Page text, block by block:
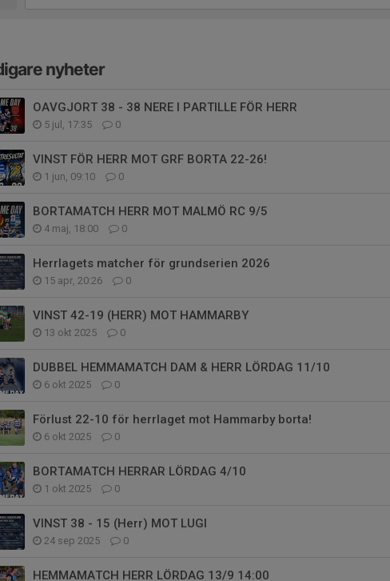
nyheter
OAVGJORT 38 - 38 NERE I PARTILLE FÖR HERR
5 jul, 17:35 0
VINST FÖR HERR MOT GRF BORTA 22-26!
1 jun, 09:10 0
BORTAMATCH HERR MOT MALMÖ RC 9/5
4 maj, 18:00 0
Herrlagets matcher för grundserien 2026
15 apr, 20:26 0
VINST 42-19 (HERR) MOT HAMMARBY
13 okt 2025 0
DUBBEL HEMMAMATCH DAM & HERR LÖRDAG 11/10
6 okt 2025 0
Förlust 22-10 för herrlaget mot Hammarby borta!
6 okt 2025 0
BORTAMATCH HERRAR LÖRDAG 4/10
1 okt 2025 0
VINST 38 - 15 (Herr) MOT LUGI
24 sep 2025 0
HEMMAMATCH HERR LÖRDAG 13/9 14:00